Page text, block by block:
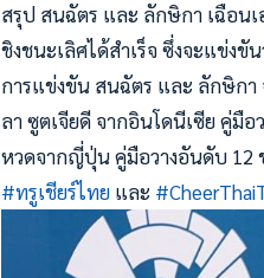
สรุป สนฉัตร และ ลักษิกา เฉือนเ
ชิงชนะเลิศได้สำเร็จ ซึ่งจะแข่งขั
การแข่งขัน สนฉัตร และ ลักษิกา
ลา ซูตเจียดี จากอินโดนีเซีย คู่มื
หวดจากญี่ปุ่น คู่มือวางอันดับ 12
#ทรูเชียร์ไทย และ #